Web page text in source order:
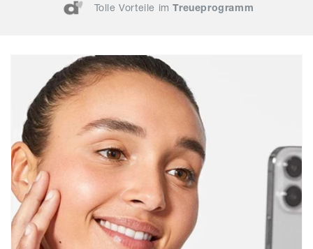
Tolle Vorteile im Treueprogramm